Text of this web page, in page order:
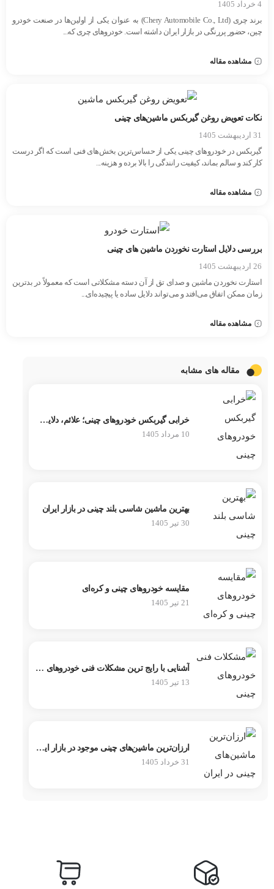
4 خرداد 1405
برند چری (Chery Automobile Co., Ltd) به عنوان یکی از اولین‌ها در صنعت خودرو
چین، حضور پررنگی در بازار ایران داشته است. خودروهای چری که...
مشاهده مقاله
نکات تعویض روغن گیربکس ماشین‌های چینی
31 اردیبهشت 1405
گیربکس در خودروهای چینی یکی از حساس‌ترین بخش‌های فنی است که اگر درست
کار کند و سالم بماند، کیفیت رانندگی را بالا برده و هزینه...
مشاهده مقاله
بررسی دلایل استارت نخوردن ماشین های چینی
26 اردیبهشت 1405
استارت نخوردن ماشین و صدای تق از آن دسته مشکلاتی است که معمولاً در بدترین
زمان ممکن اتفاق می‌افتد و می‌تواند دلایل ساده یا پیچیده‌ای...
مشاهده مقاله
مقاله های مشابه
خرابی گیربکس خودروهای چینی؛ علائم، دلایل و روش عیب‌یابی
10 مرداد 1405
بهترین ماشین شاسی بلند چینی در بازار ایران
30 تیر 1405
مقایسه خودروهای چینی و کره‌ای
21 تیر 1405
آشنایی با رایج ترین مشکلات فنی خودروهای چینی
13 تیر 1405
ارزان‌ترین ماشین‌های چینی موجود در بازار ایران
31 خرداد 1405